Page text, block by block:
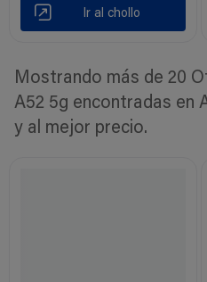
Ir al chollo
Mostrando más de 20
A52 5g encontradas en
y al mejor precio.